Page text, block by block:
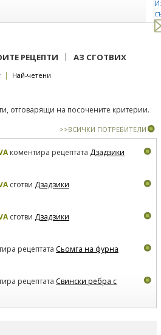
РЕЦЕПТИ | АЗ СГОТВИХ
| Най-четени
отговарящи на посочените критерии.
>>ВСИЧКИ ПОТРЕБИТЕЛИ
коментира рецептата Дзадзики
сготви Дзадзики
сготви Дзадзики
рецептата Сьомга на фурна
рецептата Свински ребра с